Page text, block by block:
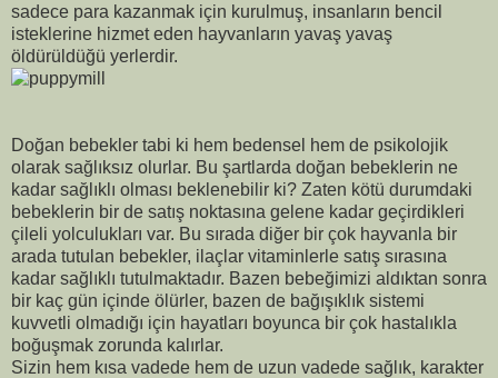
sadece para kazanmak için kurulmuş, insanların bencil
isteklerine hizmet eden hayvanların yavaş yavaş
öldürüldüğü yerlerdir.
Doğan bebekler tabi ki hem bedensel hem de psikolojik
olarak sağlıksız olurlar. Bu şartlarda doğan bebeklerin ne
kadar sağlıklı olması beklenebilir ki? Zaten kötü durumdaki
bebeklerin bir de satış noktasına gelene kadar geçirdikleri
çileli yolculukları var. Bu sırada diğer bir çok hayvanla bir
arada tutulan bebekler, ilaçlar vitaminlerle satış sırasına
kadar sağlıklı tutulmaktadır. Bazen bebeğimizi aldıktan sonra
bir kaç gün içinde ölürler, bazen de bağışıklık sistemi
kuvvetli olmadığı için hayatları boyunca bir çok hastalıkla
boğuşmak zorunda kalırlar.
Sizin hem kısa vadede hem de uzun vadede sağlık, karakter